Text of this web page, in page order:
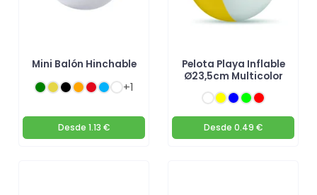
Mini Balón Hinchable
+1
Desde 1.13 €
Pelota Playa Inflable
Ø23,5cm Multicolor
Desde 0.49 €